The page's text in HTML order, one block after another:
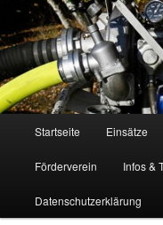
Zum
primären
Inhalt
springenFF Köln, LG
Freiwillige Feuerwehr
Startseite Einsätze
Förderverein Infos &
Datenschutzerklärung